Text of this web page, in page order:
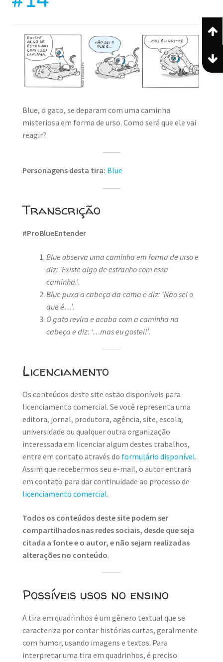
Blue, o gato, se deparam com uma caminha
misteriosa em forma de urso. Como será que ele vai
reagir?
Personagens desta tira: Blue
Transcrição
#ProBlueEntender
Blue observa uma caminha em forma de urso e
diz: ‘Existe algo de estranho com essa
caminha.’.
Blue puxa a cabeça da cama e diz: ‘Não sei o
que é…’.
O gato revira e acaba com a caminha na
cabeça e diz: ‘…mas eu gostei!’.
Licenciamento
Os conteúdos deste site estão disponíveis para
licenciamento comercial. Se você representa uma
editora, jornal, produtora, agência, site, escola,
universidade ou qualquer outra organização
interessada em licenciar algum destes trabalhos,
entre em contato através do formulário disponível.
Assim que recebermos seu e-mail, o autor entrará
em contato para dar continuidade ao processo de
licenciamento comercial.
Todos os conteúdos deste site podem ser
compartilhados nas redes sociais, desde que seja
citada a fonte e o autor, e não sejam realizadas
alterações no conteúdo.
Possíveis usos no ensino
A tira em quadrinhos é um gênero textual que se
caracteriza por contar histórias curtas, geralmente
com humor, usando imagens e textos. Para
interpretar uma tira em quadrinhos, é preciso